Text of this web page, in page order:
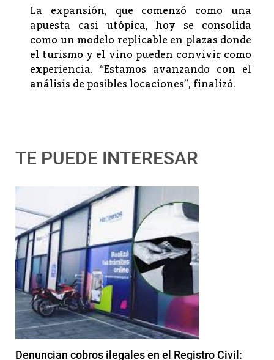
La expansión, que comenzó como una
apuesta casi utópica, hoy se consolida
como un modelo replicable en plazas donde
el turismo y el vino pueden convivir como
experiencia. “Estamos avanzando con el
análisis de posibles locaciones”, finalizó.
TE PUEDE INTERESAR
Denuncian cobros ilegales en el Registro Civil: